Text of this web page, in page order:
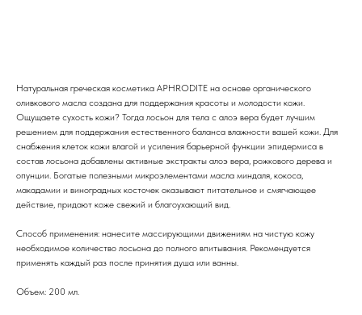
Натуральная греческая косметика APHRODITE на основе органического
оливкового масла создана для поддержания красоты и молодости кожи.
Ощущаете сухость кожи? Тогда лосьон для тела с алоэ вера будет лучшим
решением для поддержания естественного баланса влажности вашей кожи. Для
снабжения клеток кожи влагой и усиления барьерной функции эпидермиса в
состав лосьона добавлены активные экстракты алоэ вера, рожкового дерева и
опунции. Богатые полезными микроэлементами масла миндаля, кокоса,
макадамии и виноградных косточек оказывают питательное и смягчающее
действие, придают коже свежий и благоухающий вид.
Способ применения: нанесите массирующими движениям на чистую кожу
необходимое количество лосьона до полного впитывания. Рекомендуется
применять каждый раз после принятия душа или ванны.
Объем: 200 мл.